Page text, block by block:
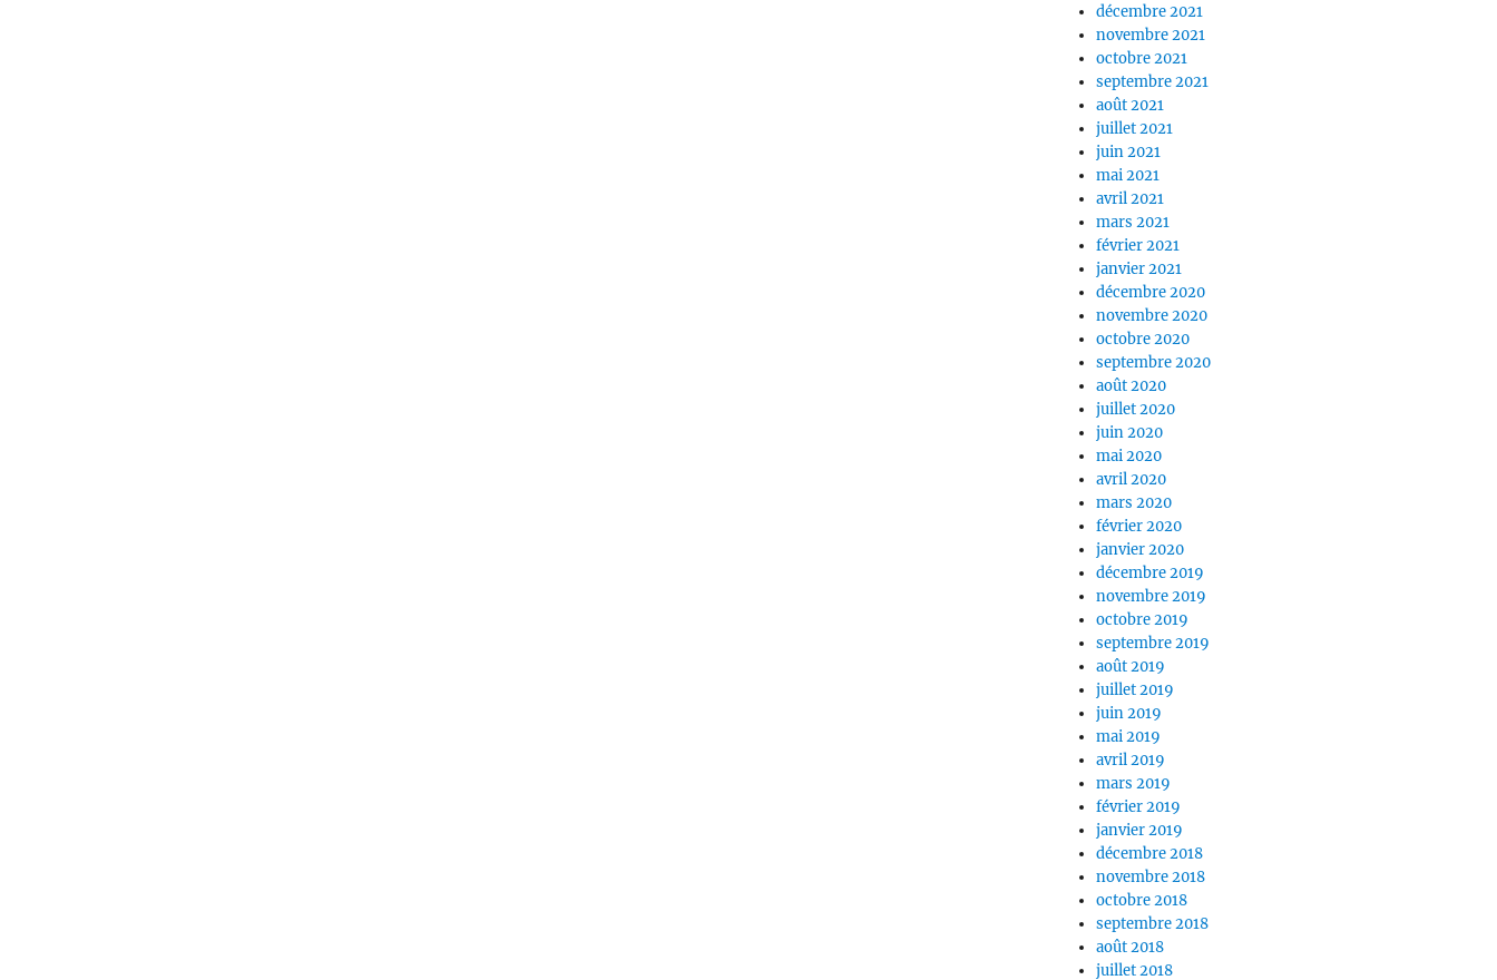
décembre 2021
novembre 2021
octobre 2021
septembre 2021
août 2021
juillet 2021
juin 2021
mai 2021
avril 2021
mars 2021
février 2021
janvier 2021
décembre 2020
novembre 2020
octobre 2020
septembre 2020
août 2020
juillet 2020
juin 2020
mai 2020
avril 2020
mars 2020
février 2020
janvier 2020
décembre 2019
novembre 2019
octobre 2019
septembre 2019
août 2019
juillet 2019
juin 2019
mai 2019
avril 2019
mars 2019
février 2019
janvier 2019
décembre 2018
novembre 2018
octobre 2018
septembre 2018
août 2018
juillet 2018